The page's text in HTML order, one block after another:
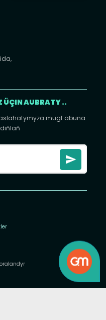
ÜÇIN AUBRATY ..
mugt abuna